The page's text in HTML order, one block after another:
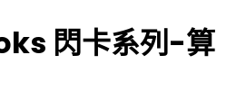
閃卡系列-算